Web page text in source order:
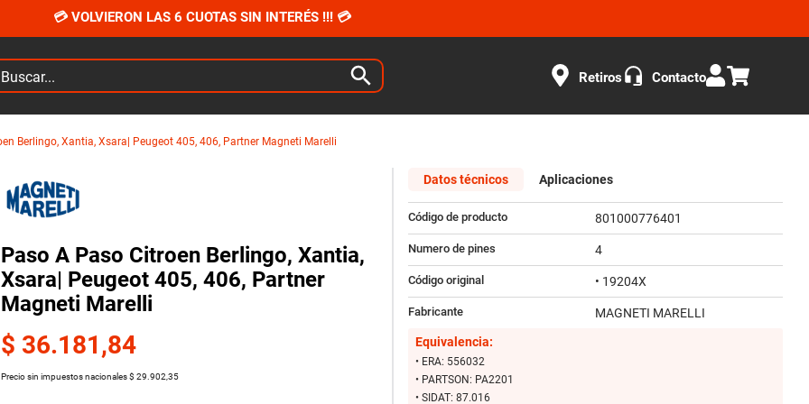
💳 VOLVIERON LAS 6 CUOTAS SIN INTERÉS !!! 💳
Retiros Contacto
Berlingo, Xantia, Xsara| Peugeot 405, 406, Partner Magneti Marelli
Paso A Paso Citroen Berlingo, Xantia,
Xsara| Peugeot 405, 406, Partner
Magneti Marelli
$ 36.181 ,84
Precio sin impuestos nacionales$ 29 902 35
Datos técnicos Aplicaciones
Código de producto 801000776401
Numero de pines 4
Código original • 19204X
Fabricante
MAGNETI MARELLI
Equivalencia:
• ERA: 556032
• PARTSON: PA2201
• SIDAT: 87.016